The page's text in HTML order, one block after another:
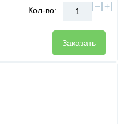
Кол-во: +
−
Заказать